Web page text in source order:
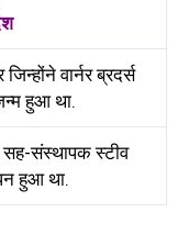
वार्नर ब्रदर्स
हुआ था.
सह-संस्थापक स्टीव
हुआ था.